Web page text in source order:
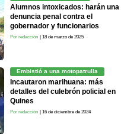
Alumnos intoxicados: harán una
denuncia penal contra el
gobernador y funcionarios
Por redacción | 18 de marzo de 2025
Embistió a una motopatrulla
Incautaron marihuana: más
detalles del culebrón policial en
Quines
Por redacción | 16 de diciembre de 2024